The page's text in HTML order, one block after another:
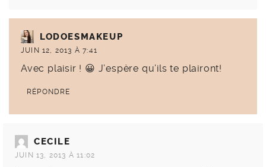
LODOESMAKEUP
JUIN 12, 2013 À 7:41
Avec plaisir ! 😀 J’espère qu’ils te plairont!
RÉPONDRE
CECILE
JUIN 13, 2013 À 11:02